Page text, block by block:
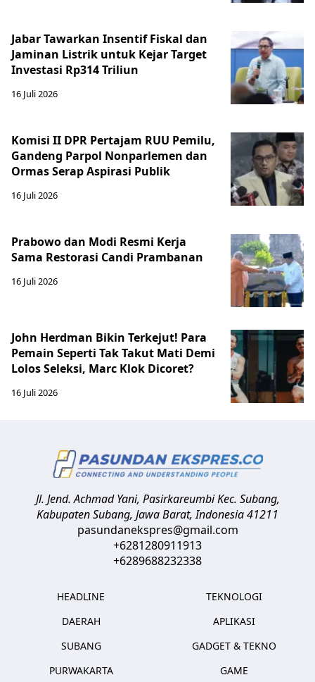
Jabar Tawarkan Insentif Fiskal dan
Jaminan Listrik untuk Kejar Target
Investasi Rp314 Triliun
16 Juli 2026
Komisi II DPR Pertajam RUU Pemilu,
Gandeng Parpol Nonparlemen dan
Ormas Serap Aspirasi Publik
16 Juli 2026
Prabowo dan Modi Resmi Kerja
Sama Restorasi Candi Prambanan
16 Juli 2026
John Herdman Bikin Terkejut! Para
Pemain Seperti Tak Takut Mati Demi
Lolos Seleksi, Marc Klok Dicoret?
16 Juli 2026
Jl. Jend. Achmad Yani, Pasirkareumbi Kec. Subang,
Kabupaten Subang, Jawa Barat,Indonesia41211
pasundanekspres@gmail.com
+6281280911913
+6289688232338
HEADLINE
DAERAH
SUBANG
PURWAKARTA
TEKNOLOGI
APLIKASI
GADGET & TEKNO
GAME